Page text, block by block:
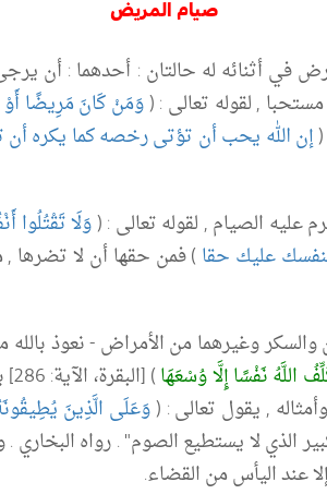
صيام المريض
أثنائه له حالتان : أحدهما : أن
, لقوله تعالى : (وَمَنْ كَانَ مَرِيضًا
(إن الله يحب أن تؤتى رخصه كما يكره
الصيام , لقوله تعالى : (وَلَا تَقْتُلُوا
عليك حقا ) فمن حقها أن لا تضرها
وغيرهما من الأمراض - نعوذ
اللَّهُ نَفْسًا إِلَّا وُسْعَهَا
)
, يقول تعالى : (وَعَلَى الَّذِينَ
الذي لا يستطيع الصوم" . رواه
عند اليأس من القضاء.